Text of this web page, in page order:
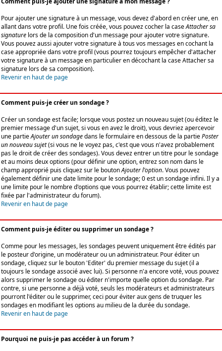
Pour ajouter une signature à un message, vous devez d'abord en créer une, en
allant dans votre profil. Une fois créée, vous pouvez cocher la caseAttacher sa
signature lors de la composition d'un message pour ajouter votre signature.
Vous pouvez aussi ajouter votre signature à tous vos messages en cochant la
case appropriée dans votre profil (vous pourrez toujours empêcher d'attacher
votre signature à un message en particulier en décochant la case Attacher sa
signature lors de sa composition).
Revenir en haut de page
Comment puis-je créer un sondage ?
Créer un sondage est facile; lorsque vous postez un nouveau sujet (ou éditez le
premier message d'un sujet, si vous en avez le droit), vous devriez apercevoir
une partieAjouter un sondagedans le formulaire en dessous de la partiePoster
un nouveau sujet(si vous ne le voyez pas, c'est que vous n'avez probablement
pas le droit de créer des sondages). Vous devez entrer un titre pour le sondage
et au moins deux options (pour définir une option, entrez son nom dans le
champ approprié puis cliquez sur le boutonAjouter l'option. Vous pouvez
également définir une date limite pour le sondage; 0 est un sondage infini. Il y a
une limite pour le nombre d'options que vous pourrez établir; cette limite est
fixée par l'administrateur du forum).
Revenir en haut de page
Comment puis-je éditer ou supprimer un sondage ?
Comme pour les messages, les sondages peuvent uniquement être édités par
le posteur d'origine, un modérateur ou un administrateur. Pour éditer un
sondage, cliquez sur le bouton 'Editer' du premier message du sujet (il a
toujours le sondage associé avec lui). Si personne n'a encore voté, vous pouvez
alors supprimer le sondage ou éditer n'importe quelle option du sondage. Par
contre, si une personne a déjà voté, seuls les modérateurs et administrateurs
pourront l'éditer ou le supprimer, ceci pour éviter aux gens de truquer les
sondages en modifiant les options au milieu de la durée du sondage.
Revenir en haut de page
Pourquoi ne puis-je pas accéder à un forum ?